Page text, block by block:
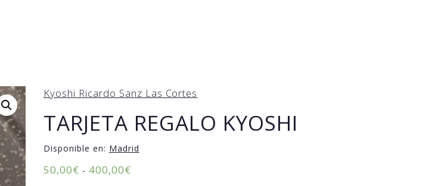
Kyoshi Ricardo Sanz Las Cortes
TARJETA REGALO KYOSHI
Disponible en: Madrid
50,00€ - 400,00€